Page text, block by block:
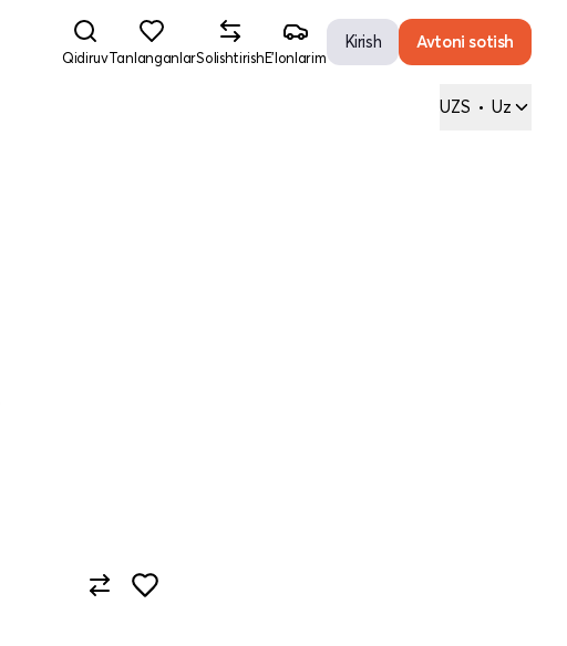
QidiruvTanlanganlarSolishtirishE'lonlarim
Kirish Avtoni sotish
UZS • Uz